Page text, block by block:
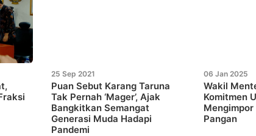
25 Sep 2021
Puan Sebut Karang Taruna
Tak Pernah ‘Mager’, Ajak
Bangkitkan Semangat
Generasi Muda Hadapi
Pandemi
06 Jan 2025
Wakil
Komitmen
Mengimpor
Pangan